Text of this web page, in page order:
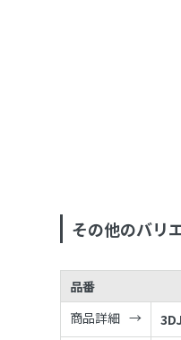
その他のバリ
品番
商品詳細